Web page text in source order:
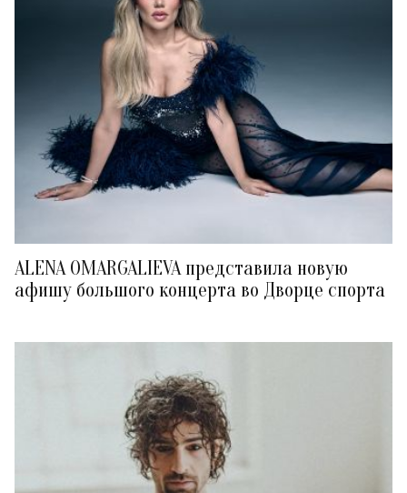
ALENA OMARGALIEVA представила новую
афишу большого концерта во Дворце спорта